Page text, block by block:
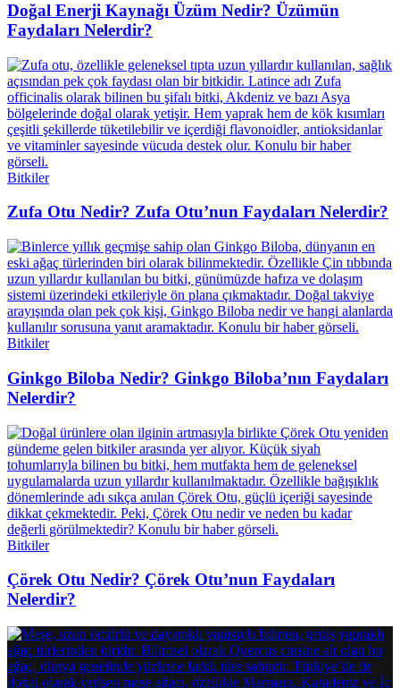
Doğal Enerji Kaynağı Üzüm Nedir? Üzümün
Faydaları Nelerdir?
Bitkiler
Zufa Otu Nedir? Zufa Otu’nun Faydaları Nelerdir?
Bitkiler
Ginkgo Biloba Nedir? Ginkgo Biloba’nın Faydaları
Nelerdir?
Bitkiler
Çörek Otu Nedir? Çörek Otu’nun Faydaları
Nelerdir?